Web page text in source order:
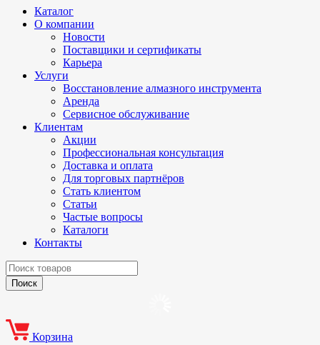
Каталог
О компании
Новости
Поставщики и сертификаты
Карьера
Услуги
Восстановление алмазного инструмента
Аренда
Сервисное обслуживание
Клиентам
Акции
Профессиональная консультация
Доставка и оплата
Для торговых партнёров
Стать клиентом
Статьи
Частые вопросы
Каталоги
Контакты
Корзина